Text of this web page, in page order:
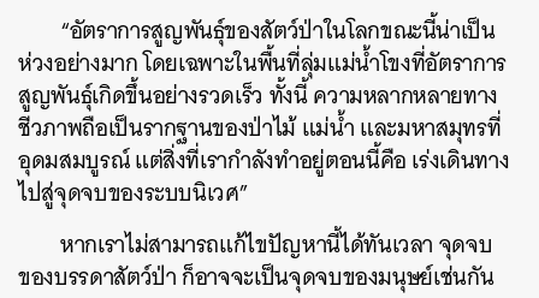
“อัตราการสูญพันธุ์ของสัตว์ป่าในโลกขณะนี้น่าเป็น
ห่วงอย่างมาก โดยเฉพาะในพื้นที่ลุ่มแม่น้ำโขงที่อัตราการ
สูญพันธุ์เกิดขึ้นอย่างรวดเร็ว ทั้งนี้ ความหลากหลายทาง
ชีวภาพถือเป็นรากฐานของป่าไม้ แม่น้ำ และมหาสมุทรที่
อุดมสมบูรณ์ แต่สิ่งที่เรากำลังทำอยู่ตอนนี้คือ เร่งเดินทาง
ไปสู่จุดจบของระบบนิเวศ”
หากเราไม่สามารถแก้ไขปัญหานี้ได้ทันเวลา จุดจบ
ของบรรดาสัตว์ป่า ก็อาจจะเป็นจุดจบของมนุษย์เช่นกัน